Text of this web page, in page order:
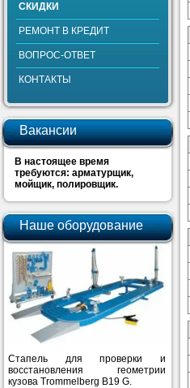
СКИДКИ
РЕМОНТ В КРЕДИТ
ВОПРОС-ОТВЕТ
КОНТАКТЫ
Вакансии
В настоящее время
требуются: арматурщик,
мойщик, полировщик.
Наше оборудование
Стапель для проверки и
восстановления геометрии
кузова Trommelberg B19 G.